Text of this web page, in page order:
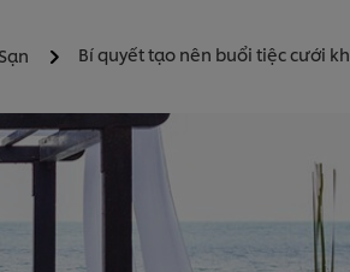
Bí quyết tạo nên buổi tiệc cưới